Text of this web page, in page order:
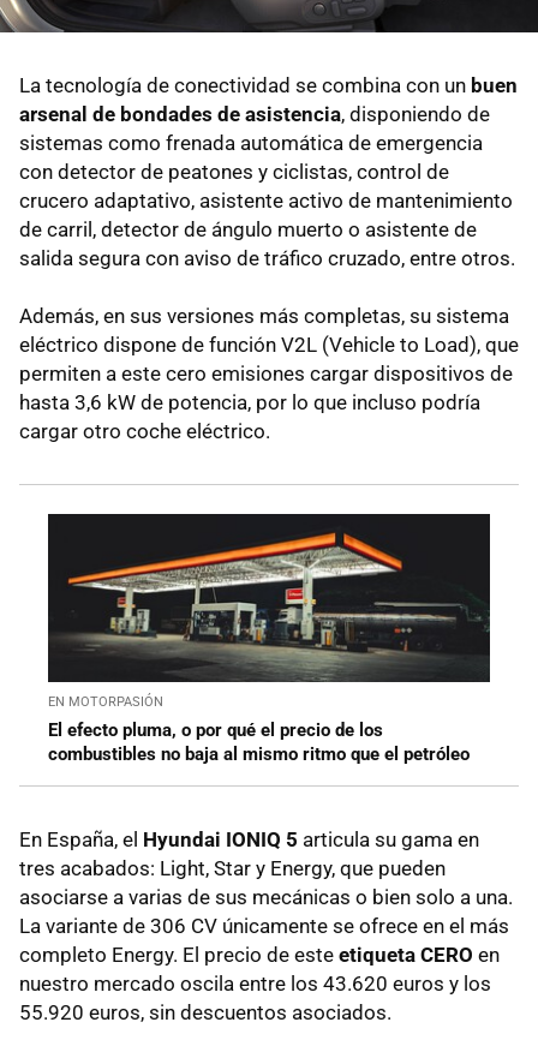
La tecnología de conectividad se combina con un buen
arsenal de bondades de asistencia, disponiendo de
sistemas como frenada automática de emergencia
con detector de peatones y ciclistas, control de
crucero adaptativo, asistente activo de mantenimiento
de carril, detector de ángulo muerto o asistente de
salida segura con aviso de tráfico cruzado, entre otros.
Además, en sus versiones más completas, su sistema
eléctrico dispone de función V2L (Vehicle to Load), que
permiten a este cero emisiones cargar dispositivos de
hasta 3,6 kW de potencia, por lo que incluso podría
cargar otro coche eléctrico.
EN MOTORPASIÓN
El efecto pluma, o por qué el precio de los
combustibles no baja al mismo ritmo que el petróleo
En España, el Hyundai IONIQ 5 articula su gama en
tres acabados: Light, Star y Energy, que pueden
asociarse a varias de sus mecánicas o bien solo a una.
La variante de 306 CV únicamente se ofrece en el más
completo Energy. El precio de este etiqueta CERO en
nuestro mercado oscila entre los 43.620 euros y los
55.920 euros, sin descuentos asociados.